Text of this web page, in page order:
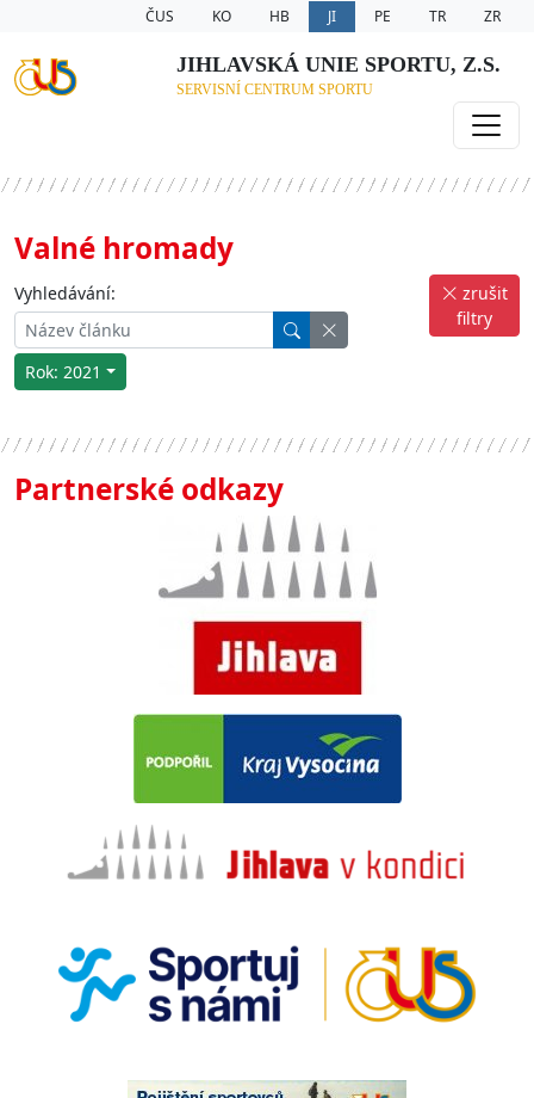
ČUS KO HB JI PE TR ZR
JIHLAVSKÁ UNIE SPORTU, Z.S.
SERVISNÍ CENTRUM SPORTU
Valné hromady
Vyhledávání:
Rok: 2021
zrušit
filtry
Partnerské odkazy